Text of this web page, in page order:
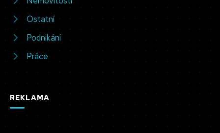
Ostatní
Podnikání
Práce
REKLAMA